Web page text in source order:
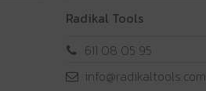
Radikal Tools
611 08 05 95
info@radikaltools.com